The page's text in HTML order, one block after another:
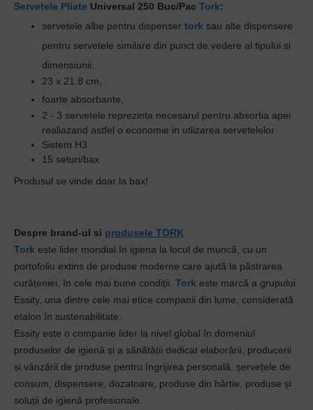
Servetele Pliate Universal 250 Buc/Pac Tork:
servetele albe pentru dispenser tork sau alte dispensere
pentru servetele similare din punct de vedere al tipului si
dimensiunii,
23 x 21.8 cm,
foarte absorbante,
2 - 3 servetele reprezinta necesarul pentru absortia apei
realiazand astfel o economie in utlizarea servetelelor
Sistem H3
15 seturi/bax
Produsul se vinde doar la bax!
Despre brand-ul si produsele TORK
Tork este lider mondial în igiena la locul de muncă, cu un
portofoliu extins de produse moderne care ajută la păstrarea
curățeniei, în cele mai bune condiții. Tork este marcă a grupului
Essity, una dintre cele mai etice companii din lume, considerată
etalon în sustenabilitate.
Essity este o companie lider la nivel global în domeniul
produselor de igienă și a sănătății dedicat elaborării, producerii
și vânzării de produse pentru îngrijirea personală, șervețele de
consum, dispensere, dozatoare, produse din hârtie, produse și
soluții de igienă profesionale.